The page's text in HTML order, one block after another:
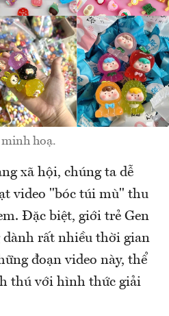
hoạ.
xã hội, chúng ta dễ
video "bóc túi mù" thu
Đặc biệt, giới trẻ Gen
dành rất nhiều thời gian
đoạn video này, thể
thú với hình thức giải